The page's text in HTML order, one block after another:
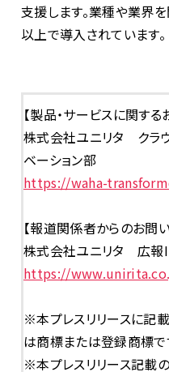
支援します。業種や業界
以上で導入されています。
【製品・サービスに関す
株式会社ユニリタ クラ
ベーション部
https://waha-
【報道関係者からのお問
株式会社ユニリタ 広報
https://
※本プレスリリースに記
は商標または登録商標で
※本プレスリリース記載